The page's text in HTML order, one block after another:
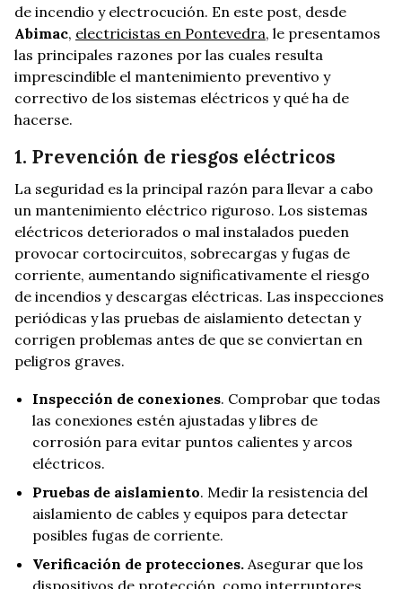
de incendio y electrocución. En este post, desde
Abimac, electricistas en Pontevedra, le presentamos
las principales razones por las cuales resulta
imprescindible el mantenimiento preventivo y
correctivo de los sistemas eléctricos y qué ha de
hacerse.
1. Prevención de riesgos eléctricos
La seguridad es la principal razón para llevar a cabo
un mantenimiento eléctrico riguroso. Los sistemas
eléctricos deteriorados o mal instalados pueden
provocar cortocircuitos, sobrecargas y fugas de
corriente, aumentando significativamente el riesgo
de incendios y descargas eléctricas. Las inspecciones
periódicas y las pruebas de aislamiento detectan y
corrigen problemas antes de que se conviertan en
peligros graves.
Inspección de conexiones. Comprobar que todas
las conexiones estén ajustadas y libres de
corrosión para evitar puntos calientes y arcos
eléctricos.
Pruebas de aislamiento. Medir la resistencia del
aislamiento de cables y equipos para detectar
posibles fugas de corriente.
Verificación de protecciones. Asegurar que los
dispositivos de protección, como interruptores